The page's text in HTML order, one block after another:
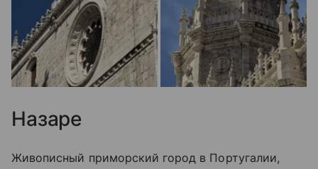
Назаре
Живописный приморский город в Португалии,